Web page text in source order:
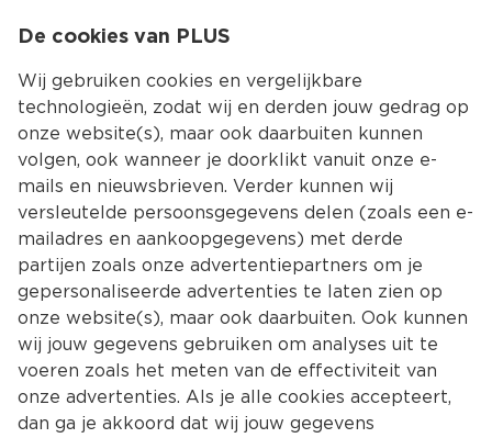
Kies jouw
De cookies van PLUS
Wij gebruiken cookies en vergelijkbare
technologieën, zodat wij en derden jouw gedrag op
onze website(s), maar ook daarbuiten kunnen
volgen, ook wanneer je doorklikt vanuit onze e-
mails en nieuwsbrieven. Verder kunnen wij
versleutelde persoonsgegevens delen (zoals een e-
mailadres en aankoopgegevens) met derde
partijen zoals onze advertentiepartners om je
gepersonaliseerde advertenties te laten zien op
onze website(s), maar ook daarbuiten. Ook kunnen
wij jouw gegevens gebruiken om analyses uit te
voeren zoals het meten van de effectiviteit van
onze advertenties. Als je alle cookies accepteert,
dan ga je akkoord dat wij jouw gegevens